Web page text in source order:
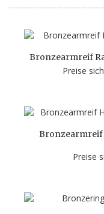
Bronzearmreif
Preise
Bronzearmreif
Preise